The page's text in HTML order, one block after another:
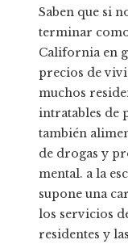
Saben que si
terminar
California en
precios de
muchos
intratables de
también
de drogas y
mental. a la
supone una
los servicios
residentes y